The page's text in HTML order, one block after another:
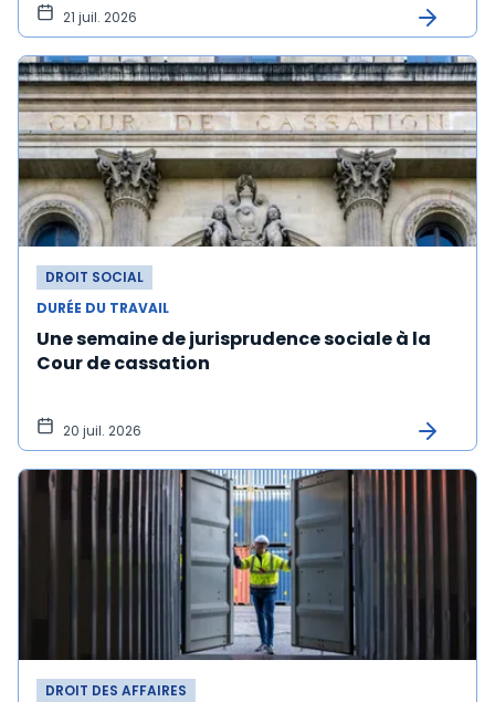
21 juil. 2026
DROIT SOCIAL
DURÉE DU TRAVAIL
Une semaine de jurisprudence sociale à la
Cour de cassation
20 juil. 2026
DROIT DES AFFAIRES